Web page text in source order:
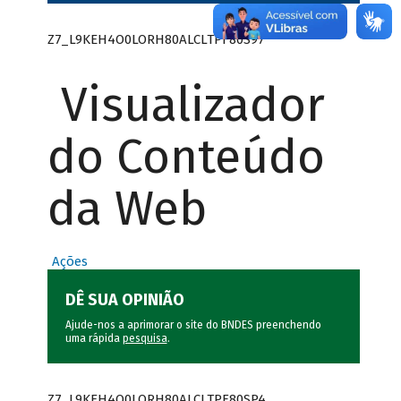
Z7_L9KEH4O0LORH80ALCLTPF80S97
Visualizador
do Conteúdo
da Web
Ações
DÊ SUA OPINIÃO
Ajude-nos a aprimorar o site do BNDES preenchendo
uma rápida pesquisa.